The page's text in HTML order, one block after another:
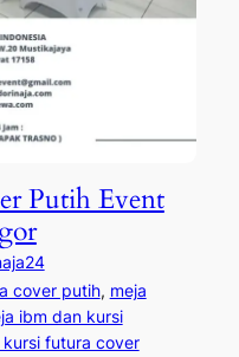
Putih Event
cover putih, meja
ibm dan kursi
futura cover